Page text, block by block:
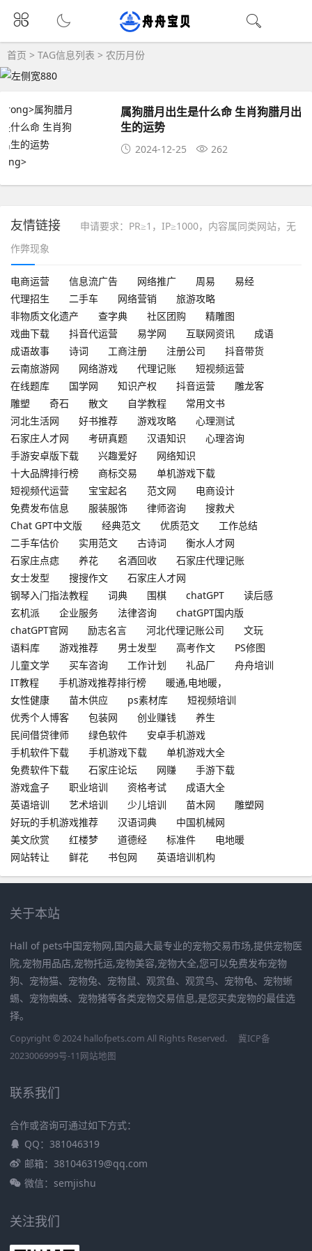
首页 > TAG信息列表 > 农历月份
属狗腊月出生是什么命 生肖狗腊月出
生的运势
2024-12-25 262
友情链接
申请要求：PR≥1，IP≥1000，内容属同类网站，无
作弊现象
电商运营 信息流广告 网络推广 周易
易经
代理招生
二手车 网络营销
旅游攻略
非物质文化遗产
查字典 社区团购
精雕图
戏曲下载
抖音代运营 易学网 互联网资讯
成语
成语故事
诗词 工商注册 注册公司
抖音带货
云南旅游网
网络游戏 代理记账
短视频运营
在线题库
国学网 知识产权 抖音运营
雕龙客
雕塑
奇石 散文 自学教程
常用文书
河北生活网
好书推荐 游戏攻略
心理测试
石家庄人才网
考研真题 汉语知识
心理咨询
手游安卓版下载
兴趣爱好
网络知识
十大品牌排行榜
商标交易
单机游戏下载
短视频代运营
宝宝起名 范文网
电商设计
免费发布信息
服装服饰 律师咨询
搜救犬
Chat GPT中文版
经典范文 优质范文
工作总结
二手车估价
实用范文 古诗词
衡水人才网
石家庄点痣
养花 名酒回收
石家庄代理记账
女士发型
搜搜作文
石家庄人才网
钢琴入门指法教程
词典 围棋 chatGPT
读后感
玄机派
企业服务 法律咨询
chatGPT国内版
chatGPT官网
励志名言 河北代理记账公司
文玩
语料库
游戏推荐 男士发型 高考作文
PS修图
儿童文学
买车咨询 工作计划 礼品厂
舟舟培训
IT教程
手机游戏推荐排行榜
暖通,电地暖，
女性健康
苗木供应 ps素材库
短视频培训
优秀个人博客
包装网 创业赚钱
养生
民间借贷律师
绿色软件
安卓手机游戏
手机软件下载
手机游戏下载
单机游戏大全
免费软件下载
石家庄论坛 网赚
手游下载
游戏盒子
职业培训 资格考试
成语大全
英语培训
艺术培训 少儿培训 苗木网
雕塑网
好玩的手机游戏推荐
汉语词典
中国机械网
美文欣赏
红楼梦 道德经 标准件
电地暖
网站转让
鲜花 书包网 英语培训机构
关于本站
Hall of pets中国宠物网,国内最大最专业的宠物交易市场,提供宠物医
院,宠物用品店,宠物托运,宠物美容,宠物大全,您可以免费发布宠物
狗、宠物猫、宠物兔、宠物鼠、观赏鱼、观赏鸟、宠物龟、宠物蜥
蜴、宠物蜘蛛、宠物猪等各类宠物交易信息,是您买卖宠物的最佳选
择。
Copyright © 2024 hallofpets.com All Rights Reserved.
冀ICP备
2023006999号-11网站地图
联系我们
合作或咨询可通过如下方式：
QQ：381046319
邮箱：381046319@qq.com
微信：semjishu
关注我们